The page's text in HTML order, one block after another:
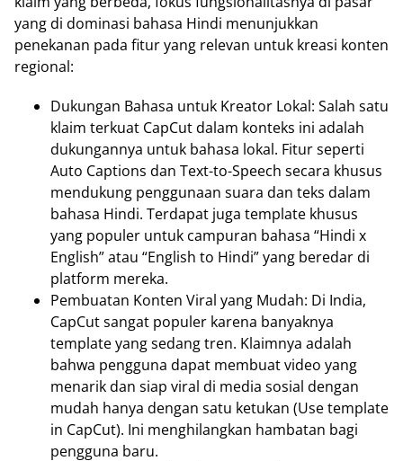
yang di dominasi bahasa Hindi menunjukkan
penekanan pada fitur yang relevan untuk kreasi konten
regional:
Dukungan Bahasa untuk Kreator Lokal: Salah satu
klaim terkuat CapCut dalam konteks ini adalah
dukungannya untuk bahasa lokal. Fitur seperti
Auto Captions dan Text-to-Speech secara khusus
mendukung penggunaan suara dan teks dalam
bahasa Hindi. Terdapat juga template khusus
yang populer untuk campuran bahasa “Hindi x
English” atau “English to Hindi” yang beredar di
platform mereka.
Pembuatan Konten Viral yang Mudah: Di India,
CapCut sangat populer karena banyaknya
template yang sedang tren. Klaimnya adalah
bahwa pengguna dapat membuat video yang
menarik dan siap viral di media sosial dengan
mudah hanya dengan satu ketukan (Use template
in CapCut). Ini menghilangkan hambatan bagi
pengguna baru.